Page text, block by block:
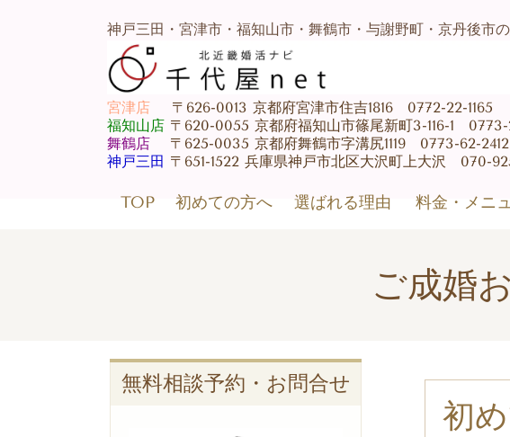
神戸三田・宮津市・福知山市・舞鶴市・与謝野町・京丹後市
宮津店〒626-0013 京都府宮津市住吉1816 0772-22-1165
福知山店〒620-0055 京都府福知山市篠尾新町3-116-1
舞鶴店〒625-0035 京都府舞鶴市字溝尻1119 0773-62-2412
神戸三田 〒651-1522 兵庫県神戸市北区大沢町上大沢 070-
TOP 初めての方へ 選ばれる理由 料金・メニ
ご成婚
初
無料相談予約・お問合せ